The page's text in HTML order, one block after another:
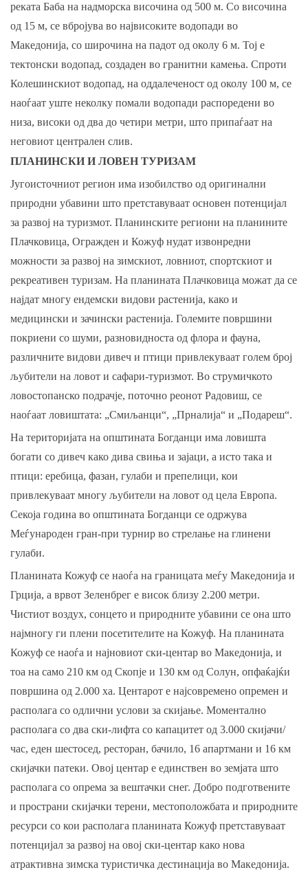
реката Баба на надморска височина од 500 м. Со височина
од 15 м, се вбројува во највисоките водопади во
Македонија, со широчина на падот од околу 6 м. Тој е
тектонски водопад, создаден во гранитни камења. Спроти
Колешинскиот водопад, на оддалеченост од околу 100 м, се
наоѓаат уште неколку помали водопади распоредени во
низа, високи од два до четири метри, што припаѓаат на
неговиот централен слив.
ПЛАНИНСКИ И ЛОВЕН ТУРИЗАМ
Југоисточниот регион има изобилство од оригинални
природни убавини што претставуваат основен потенцијал
за развој на туризмот. Планинските региони на планините
Плачковица, Огражден и Кожуф нудат извонредни
можности за развој на зимскиот, ловниот, спортскиот и
рекреативен туризам. На планината Плачковица можат да се
најдат многу ендемски видови растенија, како и
медицински и зачински растенија. Големите површини
покриени со шуми, разновидноста од флора и фауна,
различните видови дивеч и птици привлекуваат голем број
љубители на ловот и сафари-туризмот. Во струмичкото
ловостопанско подрачје, поточно реонот Радовиш, се
наоѓаат ловиштата: „Смиљанци“, „Прналија“ и „Подареш“.
На територијата на општината Богданци има ловишта
богати со дивеч како дива свиња и зајаци, а исто така и
птици: еребица, фазан, гулаби и препелици, кои
привлекуваат многу љубители на ловот од цела Европа.
Секоја година во општината Богданци се одржува
Меѓународен гран-при турнир во стрелање на глинени
гулаби.
Планината Кожуф се наоѓа на границата меѓу Македонија и
Грција, а врвот Зеленбрег е висок близу 2.200 метри.
Чистиот воздух, сонцето и природните убавини се она што
најмногу ги плени посетителите на Кожуф. На планината
Кожуф се наоѓа и најновиот ски-центар во Македонија, и
тоа на само 210 км од Скопје и 130 км од Солун, опфаќајќи
површина од 2.000 ха. Центарот е најсовремено опремен и
располага со одлични услови за скијање. Моментално
располага со два ски-лифта со капацитет од 3.000 скијачи/
час, еден шестосед, ресторан, бачило, 16 апартмани и 16 км
скијачки патеки. Овој центар е единствен во земјата што
располага со опрема за вештачки снег. Добро подготвените
и пространи скијачки терени, местоположбата и природните
ресурси со кои располага планината Кожуф претставуваат
потенцијал за развој на овој ски-центар како нова
атрактивна зимска туристичка дестинација во Македонија.